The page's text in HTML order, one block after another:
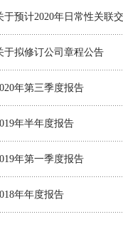
于预计2020年日常性关联
于拟修订公司章程公告
年第三季度报告
年半年度报告
年第一季度报告
年年度报告